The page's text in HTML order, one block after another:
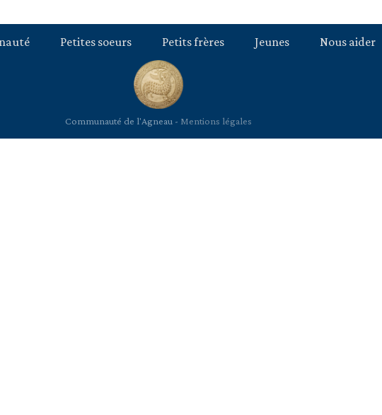
Petites soeurs Petits frères Jeunes Nous aider
Communauté de l'Agneau - Mentions légales